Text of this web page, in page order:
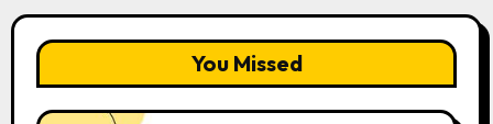
You Missed